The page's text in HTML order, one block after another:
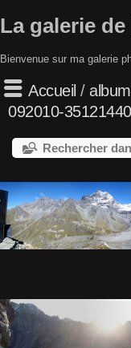
La galerie
Bienvenue sur ma galerie
Accueil /
092010-
Rechercher